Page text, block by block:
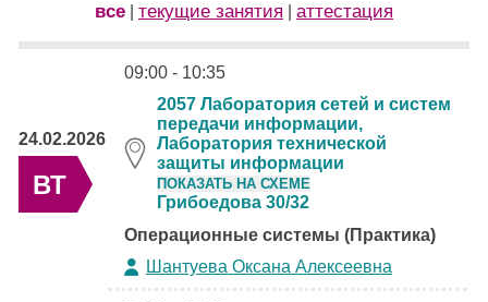
все текущие занятия аттестация
24.02.2026
ВТ
09:00 - 10:35
2057 Лаборатория сетей и систем
передачи информации,
Лаборатория технической
защиты информации
ПОКАЗАТЬ НА СХЕМЕ
Грибоедова 30/32
Операционные системы (Практика)
Шантуева Оксана Алексеевна